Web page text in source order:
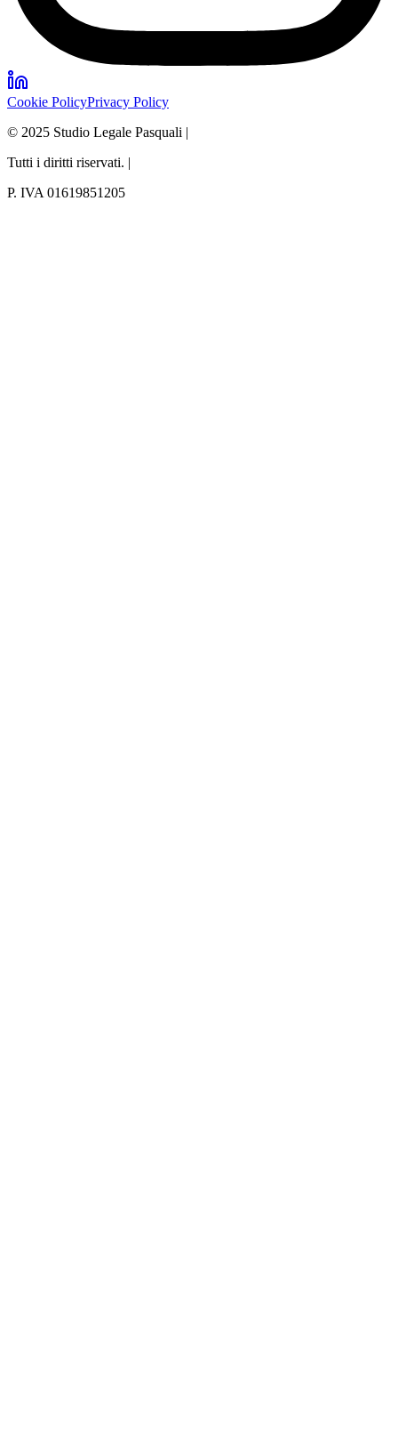
Cookie PolicyPrivacy Policy
© 2025 Studio Legale Pasquali |
Tutti i diritti riservati. |
P. IVA 01619851205